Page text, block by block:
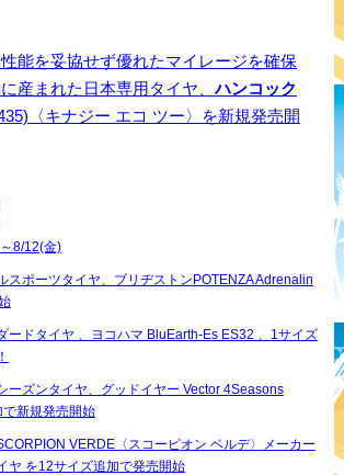
性能を妥協せず優れたマイレージを確保
産まれた日本専用タイヤ、ハンコック
〈キナジー エコ ツー〉を新規発売開
8/12(金)
スポーツタイヤ、ブリヂストンPOTENZA Adrenalin
ードタイヤ 、ヨコハマ BluEarth-Es ES32 、1サイズ
ーズンタイヤ、グッドイヤー Vector 4Seasons
新規発売開始
VERDE〈スコーピオン ベルデ〉メーカー
ヤ を12サイズ追加で発売開始